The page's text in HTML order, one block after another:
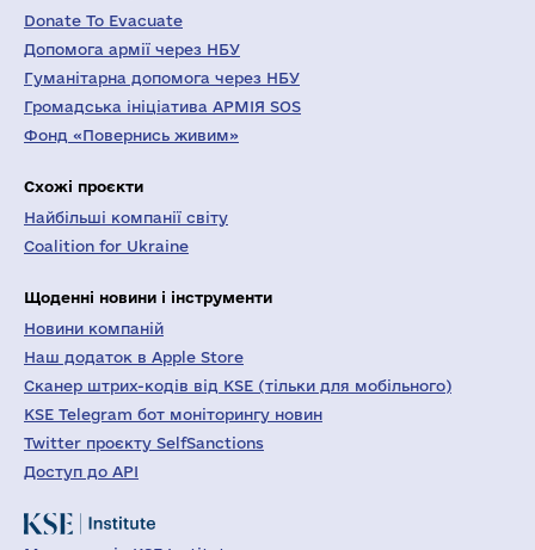
Donate To Evacuate
Допомога армії через НБУ
Гуманітарна допомога через НБУ
Громадська ініціатива АРМІЯ SOS
Фонд «Повернись живим»
Схожі проєкти
Найбільші компанії світу
Coalition for Ukraine
Щоденні новини і інструменти
Новини компаній
Наш додаток в Apple Store
Сканер штрих-кодів від KSE (тільки для мобільного)
KSE Telegram бот моніторингу новин
Twitter проєкту SelfSanctions
Доступ до API